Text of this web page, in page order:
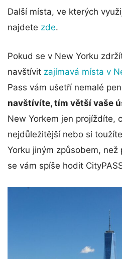
Další místa, ve kterých
najdete zde.
Pokud se v New Yorku
navštívit zajímavá místa v
Pass vám ušetří nemalé
navštívíte, tím větší vaše
New Yorkem jen projíždíte,
nejdůležitější nebo si
Yorku jiným způsobem,
se vám spíše hodit